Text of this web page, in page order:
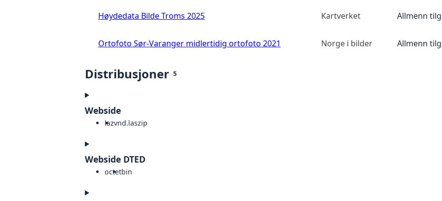
Høydedata Bilde Troms 2025 Kartverket Allmenn
Ortofoto Sør-Varanger midlertidig ortofoto 2021 Norge i bilder Allmenn
Distribusjoner 5
Webside
lazvnd.laszip
Webside DTED
octetbin